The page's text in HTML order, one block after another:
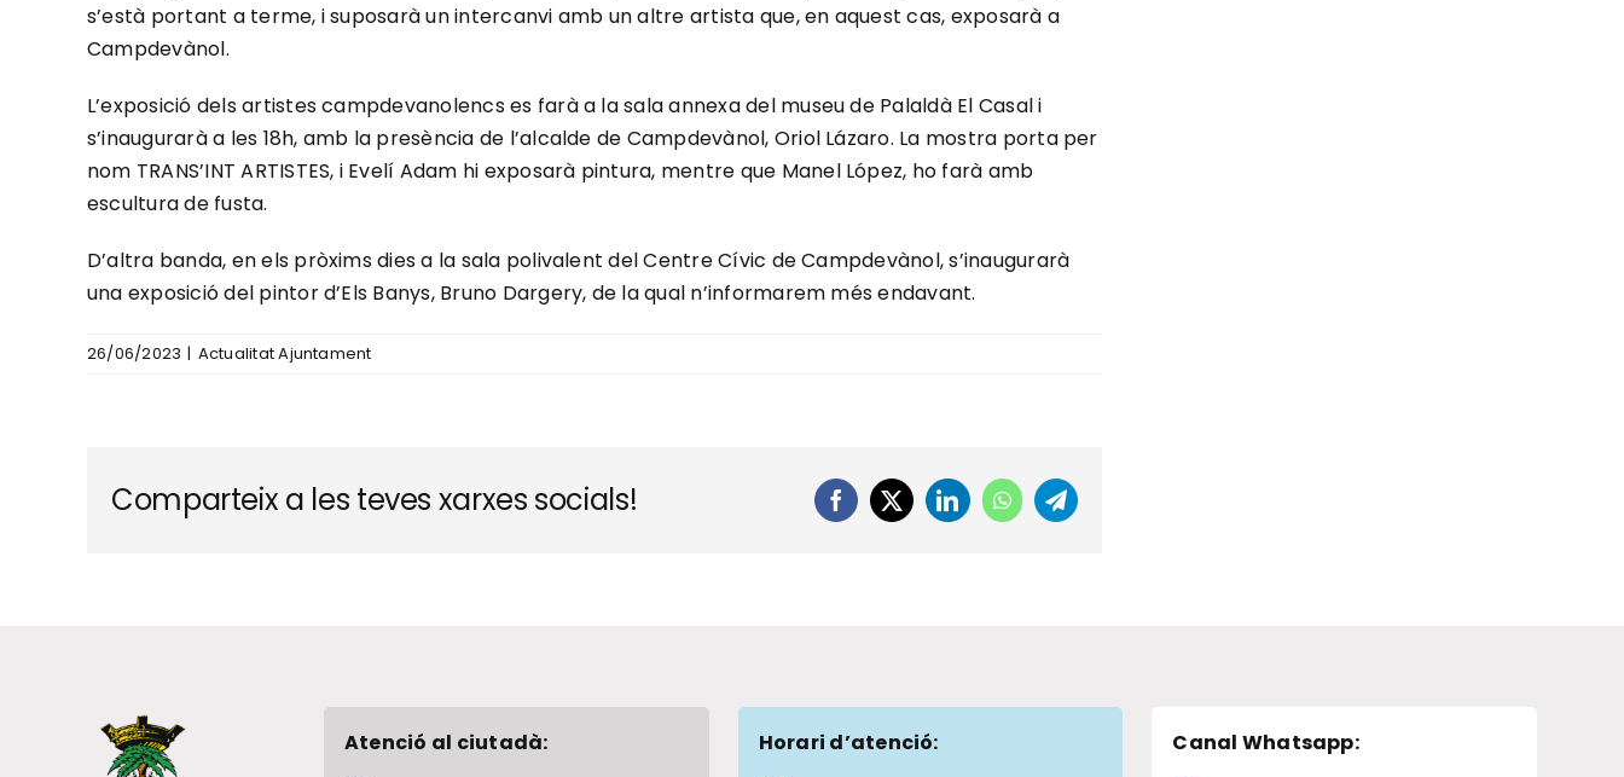
s’està portant a terme, i suposarà un intercanvi amb un altre artista que, en aquest cas, exposarà a
Campdevànol.
L’exposició dels artistes campdevanolencs es farà a la sala annexa del museu de Palaldà El Casal i
s’inaugurarà a les 18h, amb la presència de l’alcalde de Campdevànol, Oriol Lázaro. La mostra porta per
nom TRANS’INT ARTISTES, i Evelí Adam hi exposarà pintura, mentre que Manel López, ho farà amb
escultura de fusta.
D’altra banda, en els pròxims dies a la sala polivalent del Centre Cívic de Campdevànol, s’inaugurarà
una exposició del pintor d’Els Banys, Bruno Dargery, de la qual n’informarem més endavant.
26/06/2023 | Actualitat Ajuntament
Comparteix a les teves xarxes socials! Facebook
X LinkedInWhatsAppTelegram
Atenció al ciutadà: Horari d’atenció: Canal Whatsapp: